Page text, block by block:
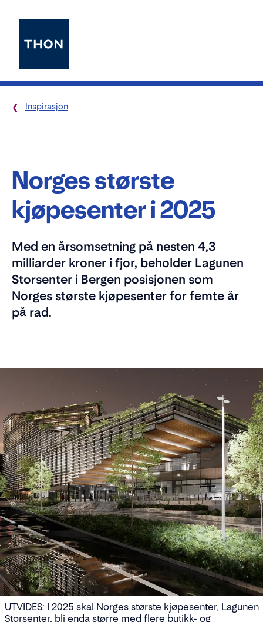
Inspirasjon
Norges største
kjøpesenter i 2025
Med en årsomsetning på nesten 4,3
milliarder kroner i fjor, beholder Lagunen
Storsenter i Bergen posisjonen som
Norges største kjøpesenter for femte år
på rad.
UTVIDES: I 2025 skal Norges største kjøpesenter, Lagunen
Storsenter, bli enda større med flere butikk- og